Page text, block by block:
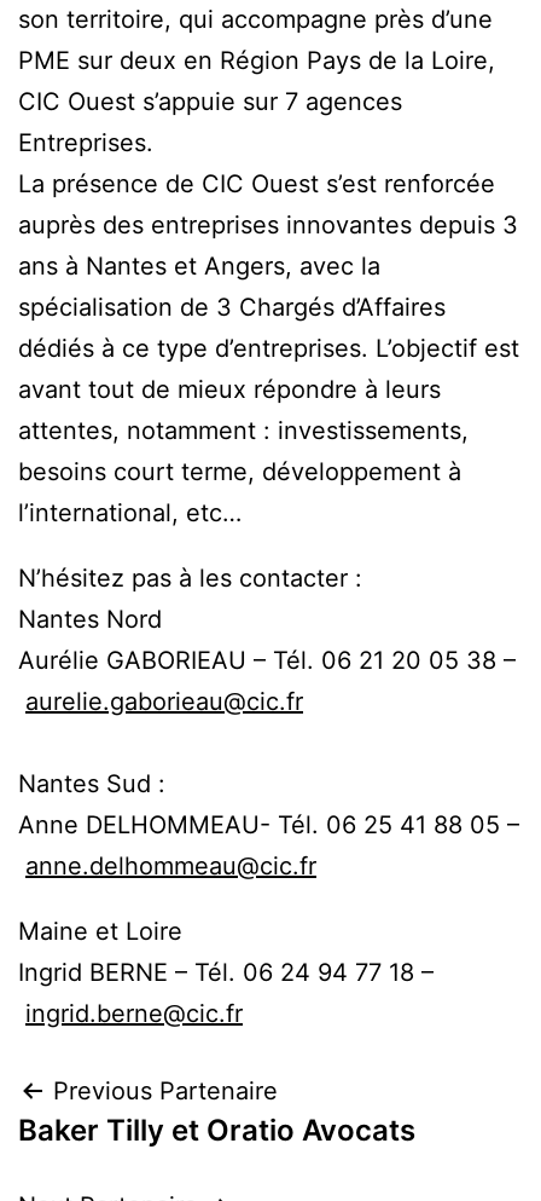
son territoire, qui accompagne près d’une
PME sur deux en Région Pays de la Loire,
CIC Ouest s’appuie sur 7 agences
Entreprises.
La présence de CIC Ouest s’est renforcée
auprès des entreprises innovantes depuis 3
ans à Nantes et Angers, avec la
spécialisation de 3 Chargés d’Affaires
dédiés à ce type d’entreprises. L’objectif est
avant tout de mieux répondre à leurs
attentes, notamment : investissements,
besoins court terme, développement à
l’international, etc…
N’hésitez pas à les contacter :
Nantes Nord
Aurélie GABORIEAU – Tél. 06 21 20 05 38 –
aurelie.gaborieau@cic.fr
Nantes Sud :
Anne DELHOMMEAU- Tél. 06 25 41 88 05 –
anne.delhommeau@cic.fr
Maine et Loire
Ingrid BERNE – Tél. 06 24 94 77 18 –
ingrid.berne@cic.fr
Previous Partenaire
Baker Tilly et Oratio Avocats